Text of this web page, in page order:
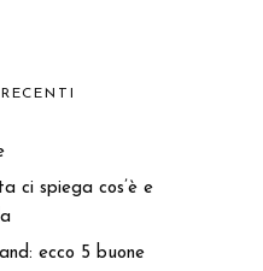
ci spiega cos’è e
ecco 5 buone